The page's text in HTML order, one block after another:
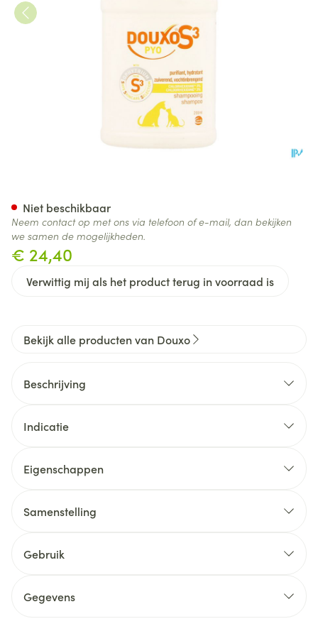
€ 24,40
Verwittig mij als het product terug in voorraad is
Niet beschikbaar
Neem contact op met ons via telefoon of e-mail, dan bekijken
we samen de mogelijkheden.
Bekijk alle producten van Douxo
Beschrijving
Indicatie
Eigenschappen
Samenstelling
Gebruik
Gegevens